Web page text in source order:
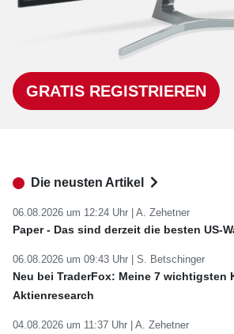
GRATIS REGISTRIEREN
Die neusten Artikel
06.08.2026 um 12:24 Uhr | A. Zehetner
Paper - Das sind derzeit die besten US-
06.08.2026 um 09:43 Uhr | S. Betschinger
Neu bei TraderFox: Meine 7 wichtigsten
Aktienresearch
04.08.2026 um 11:37 Uhr | A. Zehetner